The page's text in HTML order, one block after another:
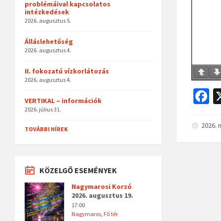
b
o
2026.
problémáival kapcsolatos
intézkedések
2026. augusztus 5.
Álláslehetőség
2026. augusztus 4.
II. fokozatú vízkorlátozás
2026. augusztus 4.
VERTIKAL – információk
2026. július 31.
TOVÁBBI HÍREK
KÖZELGŐ ESEMÉNYEK
Nagymarosi Korzó
2026. augusztus 19.
17:00
Nagymaros, Fő tér